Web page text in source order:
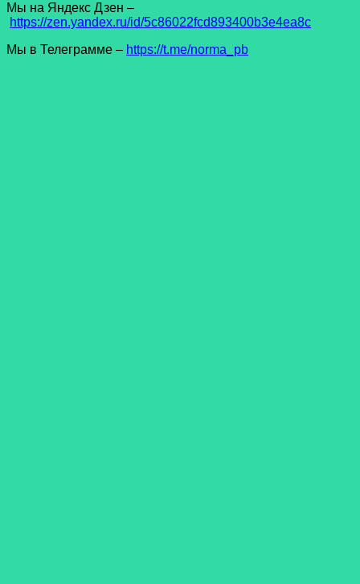
Мы на Яндекс Дзен –
https://zen.yandex.ru/id/5c86022fcd893400b3e4ea8c
Мы в Телеграмме – https://t.me/norma_pb